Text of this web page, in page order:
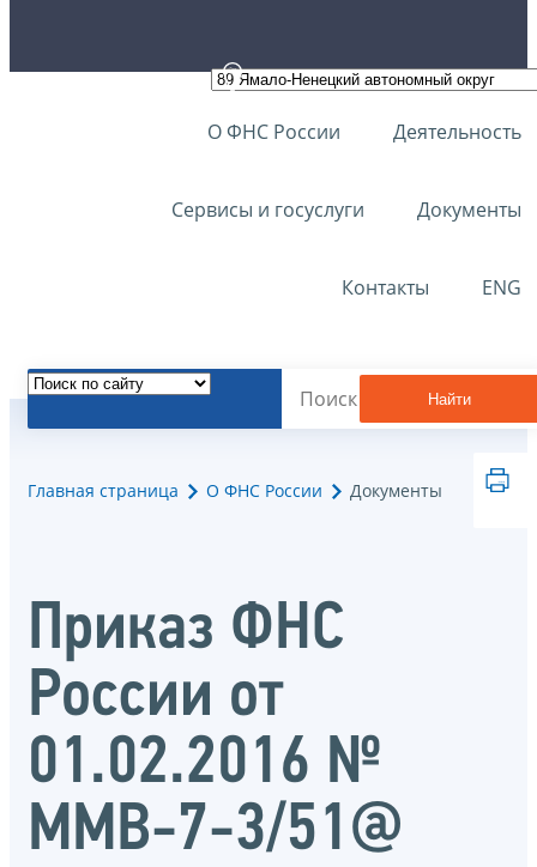
О ФНС России Деятельность
Сервисы и госуслуги Документы
Контакты ENG
Найти
Главная страница О ФНС России Документы
Приказ ФНС
России от
01.02.2016 №
ММВ-7-3/51@